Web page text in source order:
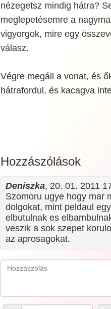
nézegetsz mindig hátra?
meglepetésemre a
vigyorgok, mire egy
válasz.
Végre megáll a vonat, és
hátrafordul, és kacagva
Hozzászólások
Deniszka, 20. 01. 2011
Szomoru ugye hogy mar
dolgokat, mint peldaul
elbutulnak es
veszik a sok szepet
az aprosagokat.